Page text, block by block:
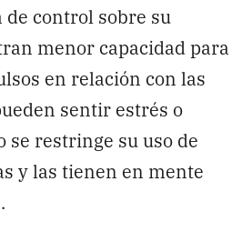
control sobre su
menor capacidad para
en relación con las
sentir estrés o
se restringe su uso de
y las tienen en mente